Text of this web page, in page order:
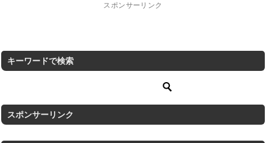
スポンサーリンク
キーワードで検索
スポンサーリンク